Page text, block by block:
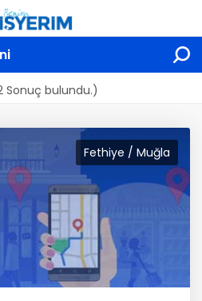
Sonuç bulundu.)
Fethiye / Muğla